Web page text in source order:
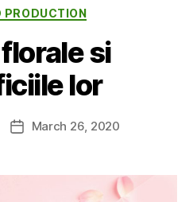
Categories
PRODUCTION
si
lor
PostMarch 26, 2020